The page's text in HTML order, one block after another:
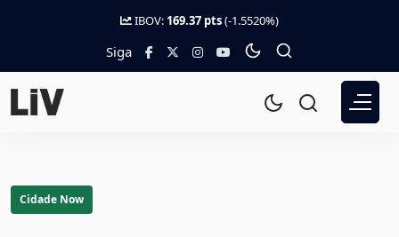
IBOV: 169.37 pts(-1.5520%)
Siga
Cidade Now